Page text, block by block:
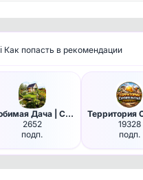
ℹ️ Как попасть в рекомендации
Любимая Дача | Сад
2652
подп.
19328
подп.